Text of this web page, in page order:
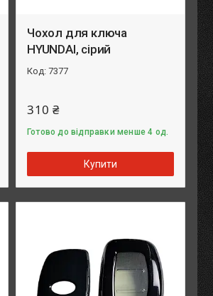
Чохол для ключа
HYUNDAI, сірий
7377
310 ₴
Готово до відправки менше 4 од.
Купити